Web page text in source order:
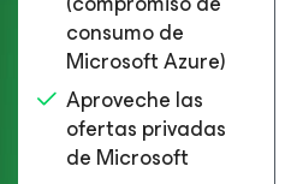
consumo de
Microsoft Azure)
Aproveche las
ofertas privadas
de Microsoft